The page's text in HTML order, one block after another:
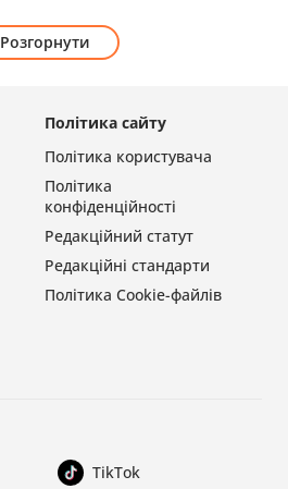
Розгорнути
Політика сайту
Політика користувача
Політика
конфіденційності
Редакційний статут
Редакційні стандарти
Політика Cookie-файлів
TikTok